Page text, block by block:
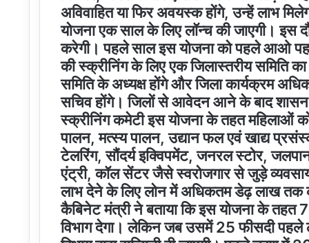
अविवाहित या फिर अवयस्क होंगे, उन्हें लाभ
योजना एक साल के लिए लॉन्च की जाएगी। इस
करेगी। पहले साल इस योजना को पहले आओ
की स्क्रीनिंग के लिए एक जिलास्तरीय समिति
समिति के अध्यक्ष होंगे और जिला कार्यक्रम
सचिव होंगे। जिलों से आवेदन आने के बाद
स्क्रीनिंग कमेटी इस योजना के तहत महिलाओं
पालन, मत्स्य पालन, उद्यान फल एवं खाद्य
टेलरिंग, सौंदर्य इक्विपमेंट, जनरल स्टोर,
एंट्री, कॉल सेंटर जैसे स्वरोजगार से जुड़े
लाभ देने के लिए लोन में अधिकतम डेढ़ लाख तक
कैबिनेट मंत्री ने बताया कि इस योजना के
विभाग देगा। लेकिन जब उसमें 25 फीसदी पहले